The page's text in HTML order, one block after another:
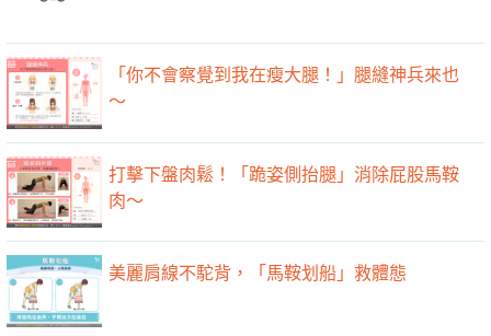
「你不會察覺到我在瘦大腿！」腿縫神兵來也
～
打擊下盤肉鬆！「跪姿側抬腿」消除屁股馬鞍
肉～
美麗肩線不駝背，「馬鞍划船」救體態